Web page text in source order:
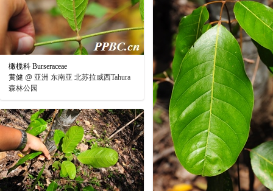
橄榄科 Burseraceae
黄健 @ 亚洲 东南亚 北苏拉威西Tahura
森林公园